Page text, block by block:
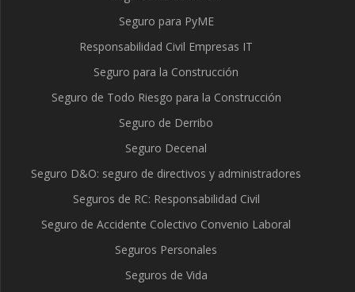
Seguro para PyME
Responsabilidad Civil Empresas IT
Seguro para la Construcción
Seguro de Todo Riesgo para la Construcción
Seguro de Derribo
Seguro Decenal
Seguro D&O: seguro de directivos y administradores
Seguros de RC: Responsabilidad Civil
Seguro de Accidente Colectivo Convenio Laboral
Seguros Personales
Seguros de Vida